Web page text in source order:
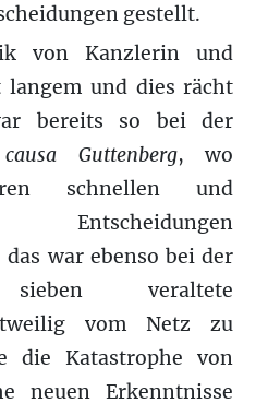
gestellt.
von Kanzlerin und
langem und dies rächt
bereits so bei der
causa Guttenberg, wo
schnellen und
Entscheidungen
war ebenso bei der
sieben veraltete
vom Netz zu
die Katastrophe von
neuen Erkenntnisse